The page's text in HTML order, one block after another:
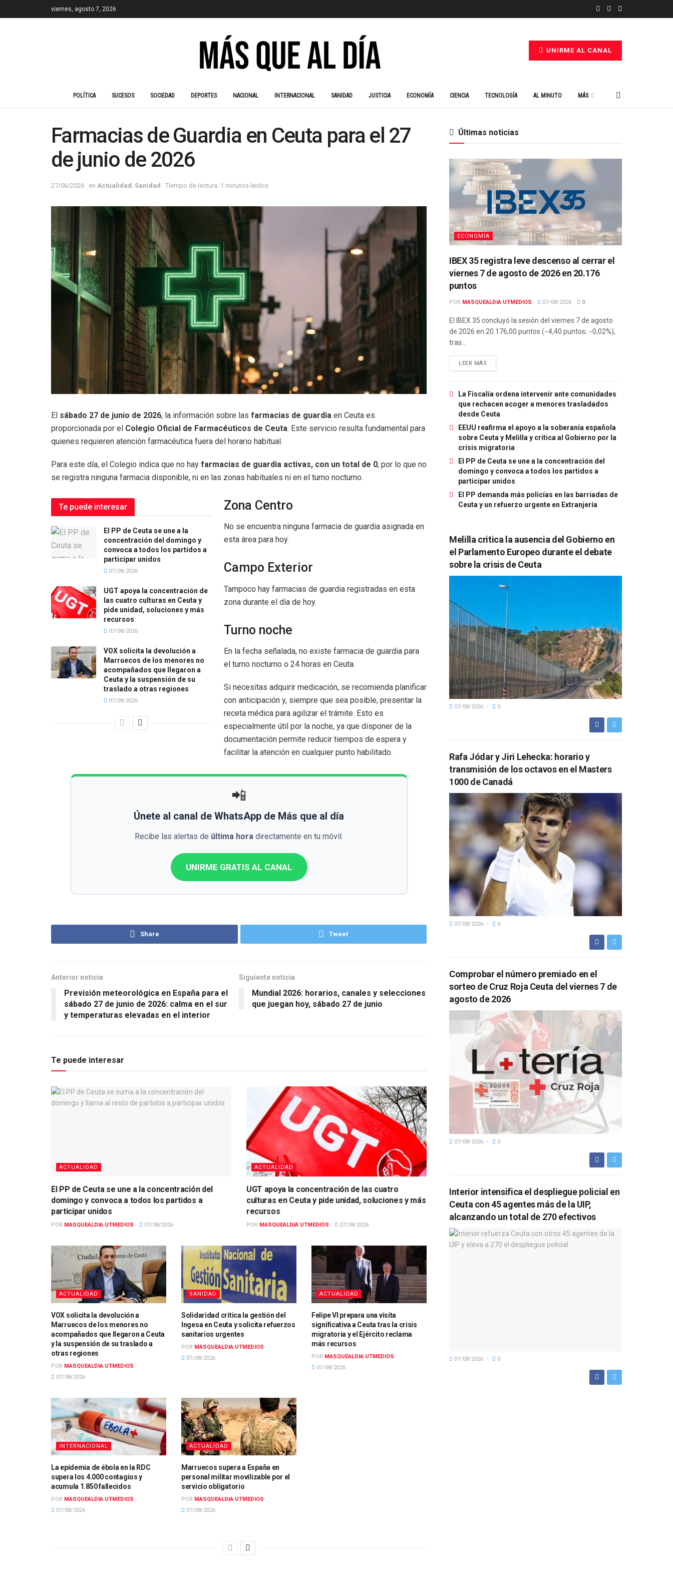
viernes, agosto 7, 2026
UNIRME AL CANAL
POLÍTICA SUCESOS SOCIEDAD DEPORTES NACIONAL INTERNACIONAL SANIDAD JUSTICIA ECONOMÍA CIENCIA TECNOLOGÍA AL MINUTO MÁS
Farmacias de Guardia en Ceuta para el 27
de junio de 2026
27/06/2026 en Actualidad Sanidad Tiempo de lectura: 1 minutos leidos
El sábado 27 de junio de 2026, la información sobre las farmacias de guardia en Ceuta es
proporcionada por el Colegio Oficial de Farmacéuticos de Ceuta. Este servicio resulta fundamental para
quienes requieren atención farmacéutica fuera del horario habitual.
Para este día, el Colegio indica que no hay farmacias de guardia activas, con un total de 0, por lo que no
se registra ninguna farmacia disponible, ni en las zonas habituales ni en el turno nocturno.
Te puede interesar
El PP de Ceuta se une a la
concentración del domingo y
convoca a todos los partidos a
participar unidos
07/08/2026
UGT apoya la concentración de
las cuatro culturas en Ceuta y
pide unidad, soluciones y más
recursos
07/08/2026
VOX solicita la devolución a
Marruecos de los menores no
acompañados que llegaron a
Ceuta y la suspensión de su
traslado a otras regiones
07/08/2026
Zona Centro
No se encuentra ninguna farmacia de guardia asignada en
esta área para hoy.
Campo Exterior
Tampoco hay farmacias de guardia registradas en esta
zona durante el día de hoy.
Turno noche
En la fecha señalada, no existe farmacia de guardia para
el turno nocturno o 24 horas en Ceuta.
Si necesitas adquirir medicación, se recomienda planificar
con anticipación y, siempre que sea posible, presentar la
receta médica para agilizar el trámite. Esto es
especialmente útil por la noche, ya que disponer de la
documentación permite reducir tiempos de espera y
facilitar la atención en cualquier punto habilitado.
📲
Únete al canal de WhatsApp de Más que al día
Recibe las alertas de última hora directamente en tu móvil.
UNIRME GRATIS AL CANAL
Share Tweet
Anterior noticia
Previsión meteorológica en España para el
sábado 27 de junio de 2026: calma en el sur
y temperaturas elevadas en el interior
Siguiente noticia
Mundial 2026: horarios, canales y selecciones
que juegan hoy, sábado 27 de junio
Te puede interesar
ACTUALIDAD
El PP de Ceuta se une a la concentración del
domingo y convoca a todos los partidos a
participar unidos
POR MASQUEALDIA UTMEDIOS 07/08/2026
ACTUALIDAD
UGT apoya la concentración de las cuatro
culturas en Ceuta y pide unidad, soluciones y más
recursos
POR MASQUEALDIA UTMEDIOS 07/08/2026
ACTUALIDAD
VOX solicita la devolución a
Marruecos de los menores no
acompañados que llegaron a Ceuta
y la suspensión de su traslado a
otras regiones
POR MASQUEALDIA UTMEDIOS
07/08/2026
SANIDAD
Solidaridad critica la gestión del
Ingesa en Ceuta y solicita refuerzos
sanitarios urgentes
POR MASQUEALDIA UTMEDIOS
07/08/2026
ACTUALIDAD
Felipe VI prepara una visita
significativa a Ceuta tras la crisis
migratoria y el Ejército reclama
más recursos
POR MASQUEALDIA UTMEDIOS
07/08/2026
INTERNACIONAL
La epidemia de ébola en la RDC
supera los 4.000 contagios y
acumula 1.850 fallecidos
POR MASQUEALDIA UTMEDIOS
07/08/2026
ACTUALIDAD
Marruecos supera a España en
personal militar movilizable por el
servicio obligatorio
POR MASQUEALDIA UTMEDIOS
07/08/2026
Últimas noticias
ECONOMÍA
IBEX 35 registra leve descenso al cerrar el
viernes 7 de agosto de 2026 en 20.176
puntos
POR MASQUEALDIA UTMEDIOS 07/08/2026 0
El IBEX 35 concluyó la sesión del viernes 7 de agosto
de 2026 en 20.176,00 puntos (−4,40 puntos; −0,02%),
tras...
LEER MÁS
La Fiscalía ordena intervenir ante comunidades
que rechacen acoger a menores trasladados
desde Ceuta
EEUU reafirma el apoyo a la soberanía española
sobre Ceuta y Melilla y critica al Gobierno por la
crisis migratoria
El PP de Ceuta se une a la concentración del
domingo y convoca a todos los partidos a
participar unidos
El PP demanda más policías en las barriadas de
Ceuta y un refuerzo urgente en Extranjería
Melilla critica la ausencia del Gobierno en
el Parlamento Europeo durante el debate
sobre la crisis de Ceuta
07/08/2026 0
Rafa Jódar y Jiri Lehecka: horario y
transmisión de los octavos en el Masters
1000 de Canadá
07/08/2026 0
Comprobar el número premiado en el
sorteo de Cruz Roja Ceuta del viernes 7 de
agosto de 2026
07/08/2026 0
Interior intensifica el despliegue policial en
Ceuta con 45 agentes más de la UIP,
alcanzando un total de 270 efectivos
07/08/2026 0